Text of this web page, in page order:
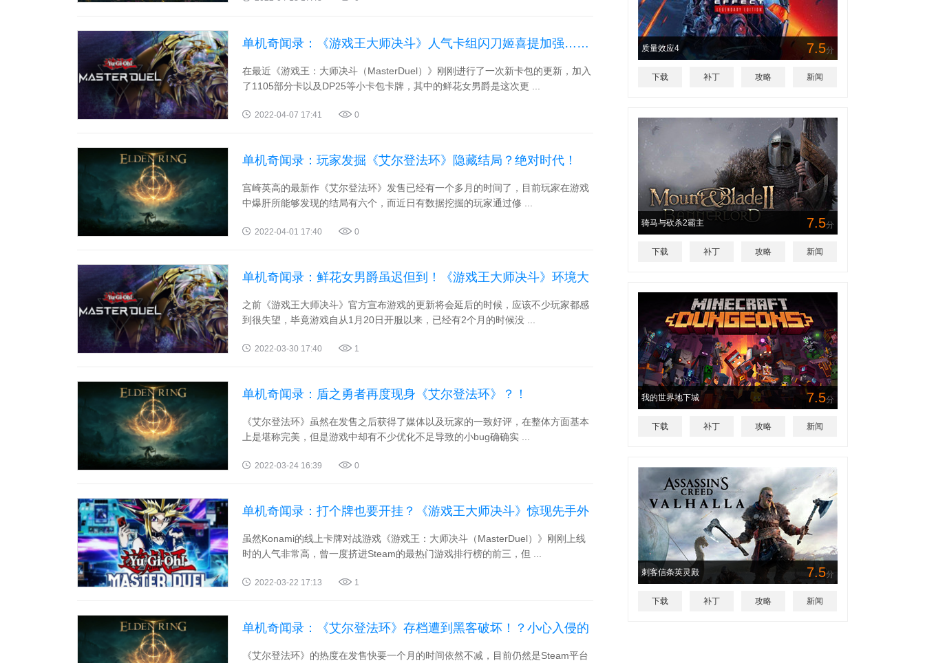
单机奇闻录：《游戏王大师决斗》人气卡组闪刀姬喜提加强……
个屁咧！
在最近《游戏王：大师决斗（MasterDuel）》刚刚进行了一次新卡包的更新，加入
了1105部分卡以及DP25等小卡包卡牌，其中的鲜花女男爵是这次更 ...
2022-04-07 17:41 0
单机奇闻录：玩家发掘《艾尔登法环》隐藏结局？绝对时代！
宫崎英高的最新作《艾尔登法环》发售已经有一个多月的时间了，目前玩家在游戏
中爆肝所能够发现的结局有六个，而近日有数据挖掘的玩家通过修 ...
2022-04-01 17:40 0
单机奇闻录：鲜花女男爵虽迟但到！《游戏王大师决斗》环境大
变动！
之前《游戏王大师决斗》官方宣布游戏的更新将会延后的时候，应该不少玩家都感
到很失望，毕竟游戏自从1月20日开服以来，已经有2个月的时候没 ...
2022-03-30 17:40 1
单机奇闻录：盾之勇者再度现身《艾尔登法环》？！
《艾尔登法环》虽然在发售之后获得了媒体以及玩家的一致好评，在整体方面基本
上是堪称完美，但是游戏中却有不少优化不足导致的小bug确确实 ...
2022-03-24 16:39 0
单机奇闻录：打个牌也要开挂？《游戏王大师决斗》惊现先手外
挂！
虽然Konami的线上卡牌对战游戏《游戏王：大师决斗（MasterDuel）》刚刚上线
时的人气非常高，曾一度挤进Steam的最热门游戏排行榜的前三，但 ...
2022-03-22 17:13 1
单机奇闻录：《艾尔登法环》存档遭到黑客破坏！？小心入侵的
红灵！
《艾尔登法环》的热度在发售快要一个月的时间依然不减，目前仍然是Steam平台
质量效应4 7.5分
下载 补丁 攻略 新闻
骑马与砍杀2霸主 7.5分
下载 补丁 攻略 新闻
我的世界地下城 7.5分
下载 补丁 攻略 新闻
刺客信条英灵殿 7.5分
下载 补丁 攻略 新闻